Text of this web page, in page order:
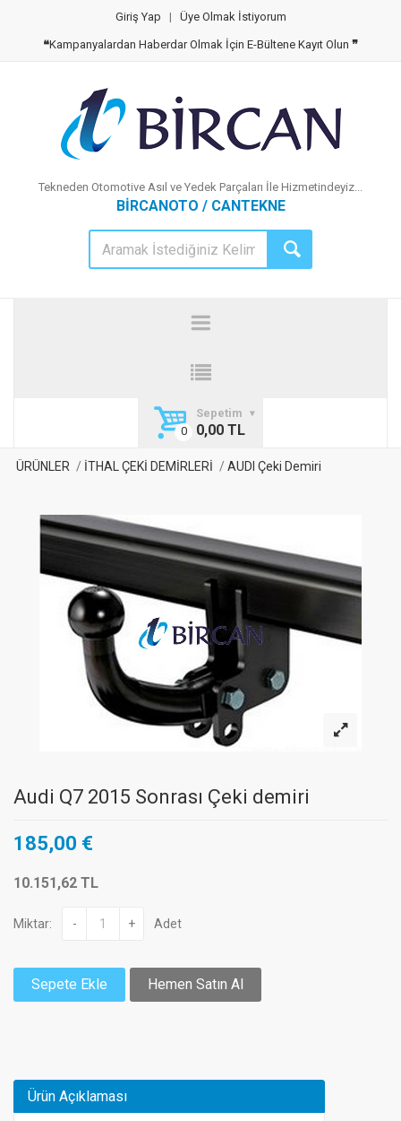
Giriş Yap | Üye Olmak İstiyorum
❝Kampanyalardan Haberdar Olmak İçin E-Bültene Kayıt Olun ❞
Tekneden Otomotive Asıl ve Yedek Parçaları İle Hizmetindeyiz...
BİRCANOTO / CANTEKNE
Sepetim
0,00 TL
ÜRÜNLER İTHAL ÇEKİ DEMİRLERİ AUDI Çeki Demiri
Audi Q7 2015 Sonrası Çeki demiri
185,00 €
10.151,62 TL
Miktar: - + Adet
Sepete Ekle Hemen Satın Al
Ürün Açıklaması